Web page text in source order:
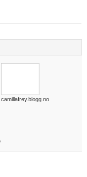
camillafrey.blogg.no